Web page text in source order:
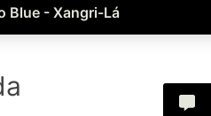
Blue - Xangri-Lá